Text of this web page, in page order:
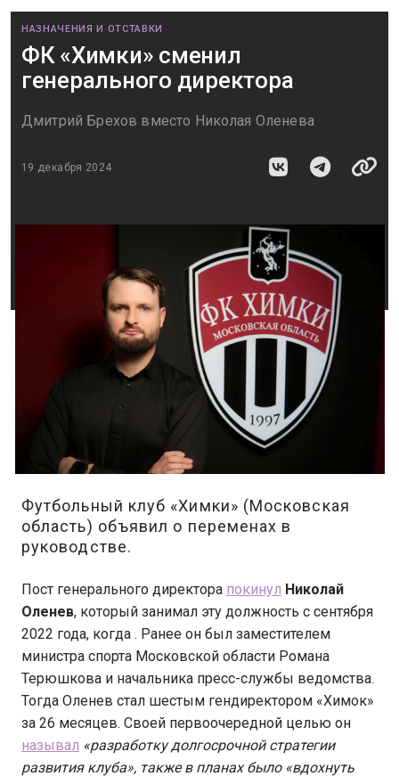
НАЗНАЧЕНИЯ И ОТСТАВКИ
ФК «Химки» сменил
генерального директора
Дмитрий Брехов вместо Николая Оленева
19 декабря 2024
Футбольный клуб «Химки» (Московская
область) объявил о переменах в
руководстве.
Пост генерального директора покинул Николай
Оленев, который занимал эту должность с сентября
2022 года, когда . Ранее он был заместителем
министра спорта Московской области Романа
Терюшкова и начальника пресс-службы ведомства.
Тогда Оленев стал шестым гендиректором «Химок»
за 26 месяцев. Своей первоочередной целью он
называл «разработку долгосрочной стратегии
развития клуба», также в планах было «вдохнуть